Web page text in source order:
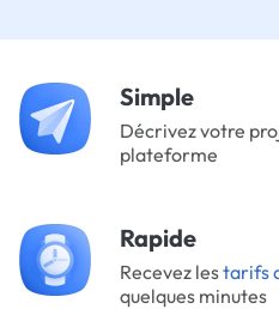
Simple
Décrivez votre
plateforme
Rapide
Recevez lestarifs
quelques minutes